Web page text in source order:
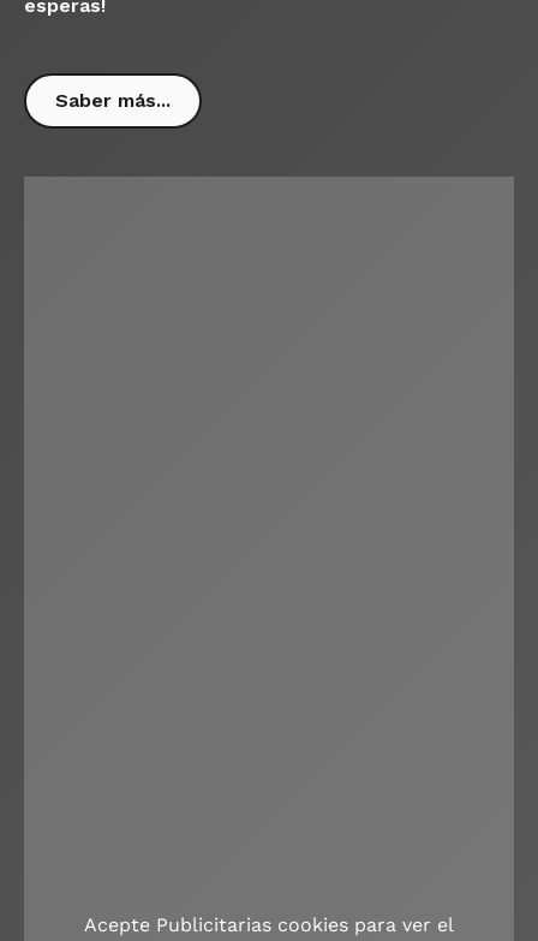
esperas!
Saber más...
Acepte Publicitarias cookies para ver el